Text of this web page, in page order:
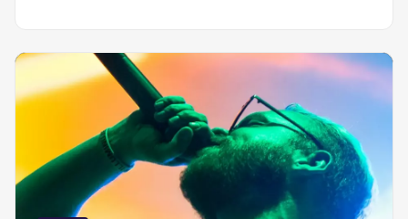
Schritt-für-Schritt-Anleitung.